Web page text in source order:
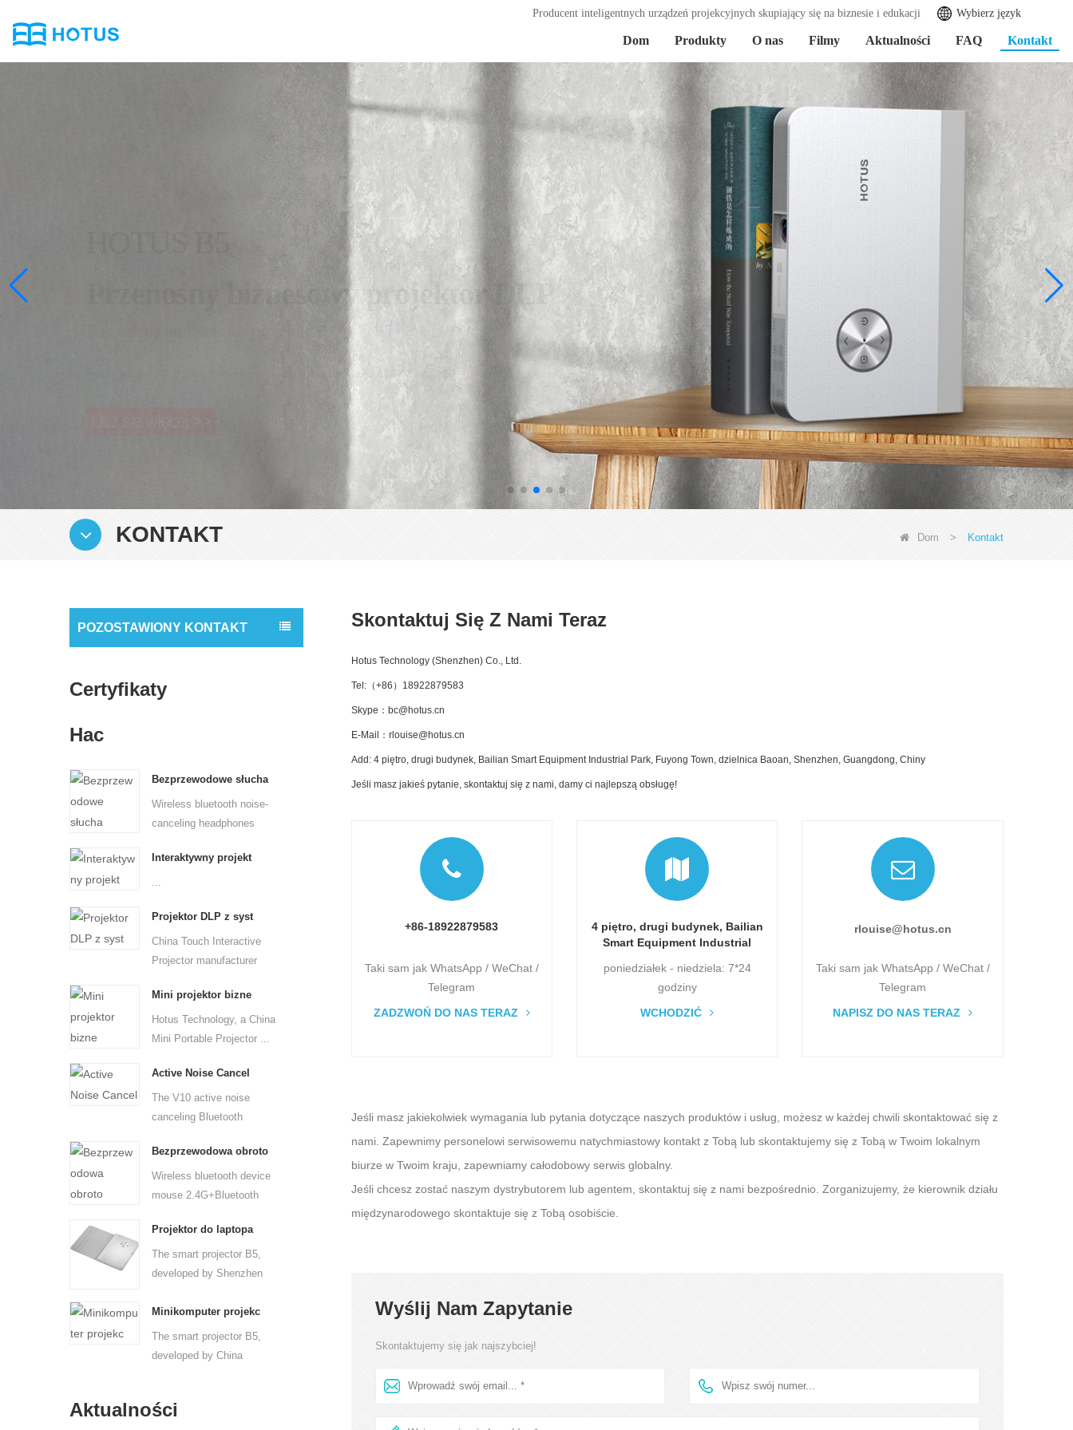
Wybierz język
Producent inteligentnych urządzeń projekcyjnych skupiający się na biznesie i edukacji
Dom Produkty O nas Filmy Aktualności FAQ Kontakt
Przenośny biznesowy projektor DLP
System Windows 10 | Czterordzeniowy procesor Intel | 64 GB pamięci ROM | Bateria 12000 mAh
KONTAKT Dom > Kontakt
POZOSTAWIONY KONTAKT
Certyfikaty
Нас
Bezprzewodowe słucha
Wireless bluetooth noise-
canceling headphones
Interaktywny projekt
...
Projektor DLP z syst
China Touch Interactive
Projector manufacturer
Mini projektor bizne
Hotus Technology, a China
Mini Portable Projector ...
Active Noise Cancel
The V10 active noise
canceling Bluetooth
Bezprzewodowa obroto
Wireless bluetooth device
mouse 2.4G+Bluetooth
Projektor do laptopa
The smart projector B5,
developed by Shenzhen
Minikomputer projekc
The smart projector B5,
developed by China
Aktualności
Skontaktuj Się Z Nami Teraz
Hotus Technology (Shenzhen) Co., Ltd.
Tel:（+86）18922879583
Skype：bc@hotus.cn
E-Mail：rlouise@hotus.cn
Add: 4 piętro, drugi budynek, Bailian Smart Equipment Industrial Park, Fuyong Town, dzielnica Baoan, Shenzhen, Guangdong, Chiny
Jeśli masz jakieś pytanie, skontaktuj się z nami, damy ci najlepszą obsługę!
+86-18922879583
Taki sam jak WhatsApp / WeChat /
Telegram
ZADZWOŃ DO NAS TERAZ
4 piętro, drugi budynek, Bailian
Smart Equipment Industrial
Baoan, Shenzhen, Guangdong,
Chiny
poniedziałek - niedziela: 7*24
godziny
WCHODZIĆ
rlouise@hotus.cn
Taki sam jak WhatsApp / WeChat /
Telegram
NAPISZ DO NAS TERAZ
Jeśli masz jakiekolwiek wymagania lub pytania dotyczące naszych produktów i usług, możesz w każdej chwili skontaktować się z
nami. Zapewnimy personelowi serwisowemu natychmiastowy kontakt z Tobą lub skontaktujemy się z Tobą w Twoim lokalnym
biurze w Twoim kraju, zapewniamy całodobowy serwis globalny.
Jeśli chcesz zostać naszym dystrybutorem lub agentem, skontaktuj się z nami bezpośrednio. Zorganizujemy, że kierownik działu
międzynarodowego skontaktuje się z Tobą osobiście.
Wyślij Nam Zapytanie
Skontaktujemy się jak najszybciej!